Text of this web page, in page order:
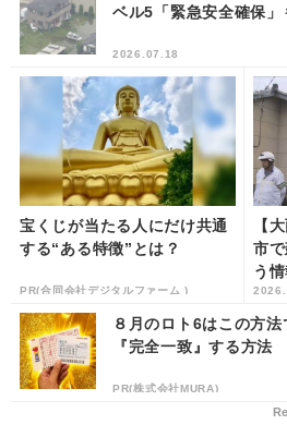
ベル5「緊急安全確保
2026.07.18
宝くじが当たる人にだけ共通
する“ある特徴”とは？
PR(合同会社デジタルファーム )
【
市
う
８月のロト6はこの方
『完全一致』する方法
PR(株式会社MURA)